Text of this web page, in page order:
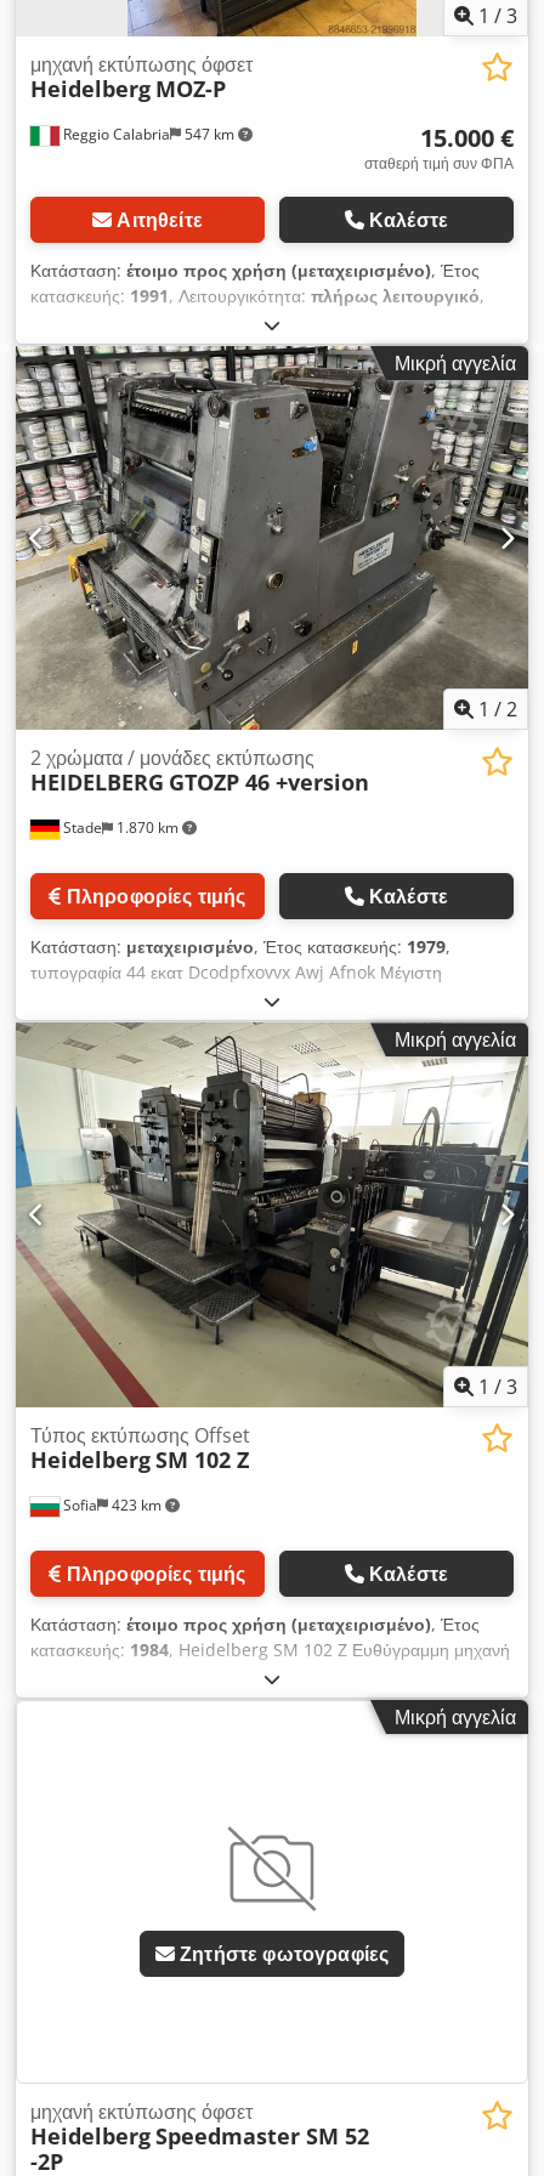
1 /3
Reggio Calabria 547 km
μηχανή εκτύπωσης όφσετ
Heidelberg MOZ-P
15.000 €
σταθερή τιμή συν ΦΠΑ
Αιτηθείτε Καλέστε
Κατάσταση: έτοιμο προς χρήση (μεταχειρισμένο), Έτος
κατασκευής: 1991, Λειτουργικότητα: πλήρως λειτουργικό,
, ελάχιστο βάρος χαρτιού:
μέγιστο βάρος χαρτιού:350 γρ/μ², ελάχιστο πλάτος χαρτιού:
255 χιλ., μέγιστο πλάτος χαρτιού:650 χιλ., ελάχιστο ύψος
χαρτιού:190 χιλ., μέγ. ύψος χαρτιού:480 χιλ., ένδειξη μετρητή
(μαύρο): 60.287.241, Προσφέρουμε αυτή τη μηχανή offset
εκτύπωσης Heidelberg MOZ-P έτοιμη για χρήση, έτος
κατασκευής 1991. Κατασκευαστής: Heidelberg Μοντέλο:
MOZ-P Djdpfx Aey Uln Aefnjck Έτος κατασκευής: 1991 Εάν
έχετε απορίες ή χρειάζεστε επιπλέον πληροφορίες, μη
διστάσετε να μας στείλετε μήνυμα ή να μας καλέσετε.
Μικρή αγγελία
1 /2
Stade 1.870 km
2 χρώματα / μονάδες εκτύπωσης
HEIDELBERG GTOZP 46 +version
Πληροφορίες τιμής Καλέστε
Κατάσταση: μεταχειρισμένο, Έτος κατασκευής: 1979,
τυπογραφία 44 εκατ Dcodpfxovvx Awj Afnok Μέγιστη
ταχύτητα εκτύπωσης 8000 /h μέγιστο σχήμα φύλλου 32x46 εκ
συσκευή αρίθμησης περιλαμβάνει
Μικρή αγγελία
1 /3
Sofia 423 km
Τύπος εκτύπωσης Offset
HeidelbergSM 102 Z
Πληροφορίες τιμής Καλέστε
Κατάσταση: έτοιμο προς χρήση (μεταχειρισμένο), Έτος
κατασκευής: 1984, Heidelberg SM 102 Z Ευθύγραμμη μηχανή
Ψεκαστήρας πούδρας Έτος: 1984 Μέγιστη διάσταση: 72 x 102
εκ. Συμβατικό υδράρδευμα Dcedpexqv Ayefx Afnek Υπό
Μικρή αγγελία
Ζητήστε φωτογραφίες
μηχανή εκτύπωσης όφσετ
HeidelbergSpeedmaster SM 52
-2P